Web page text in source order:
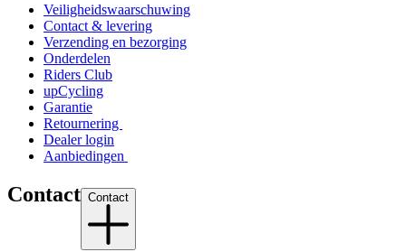
Veiligheidswaarschuwing
Contact & levering
Verzending en bezorging
Onderdelen
Riders Club
upCycling
Garantie
Retournering
Dealer login
Aanbiedingen
Contact Contact